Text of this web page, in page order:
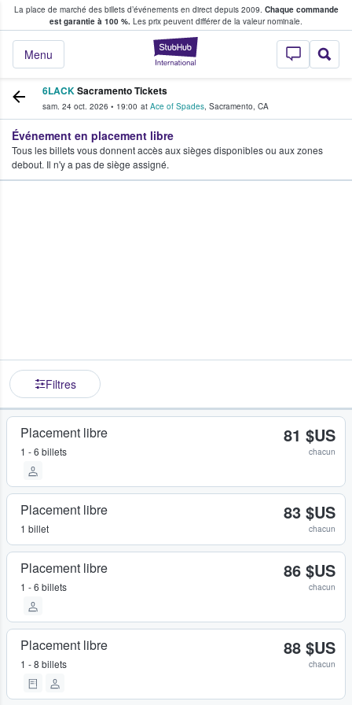
La place de marché des billets d’événements en direct depuis 2009. Chaque commande
est garantie à 100 %. Les prix peuvent différer de la valeur nominale.
StubHub - Où
Menu
fans achètent et vendent des billets
6LACKSacramento Tickets
sam. 24 oct. 2026 • 19:00 at Ace of Spades, Sacramento, CA
Événement en placement libre
Tous les billets vous donnent accès aux sièges disponibles ou aux zones
debout. Il n'y a pas de siège assigné.
Filtres
Placement libre
1 - 6 billets
81 $US
chacun
Placement libre
1 billet
83 $US
chacun
Placement libre
1 - 6 billets
86 $US
chacun
Placement libre
1 - 8 billets
88 $US
chacun